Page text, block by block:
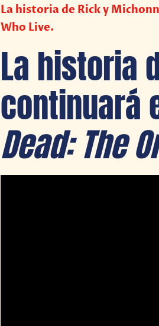
La historia de Rick y
Who Live.
La historia
continuará
Dead: The